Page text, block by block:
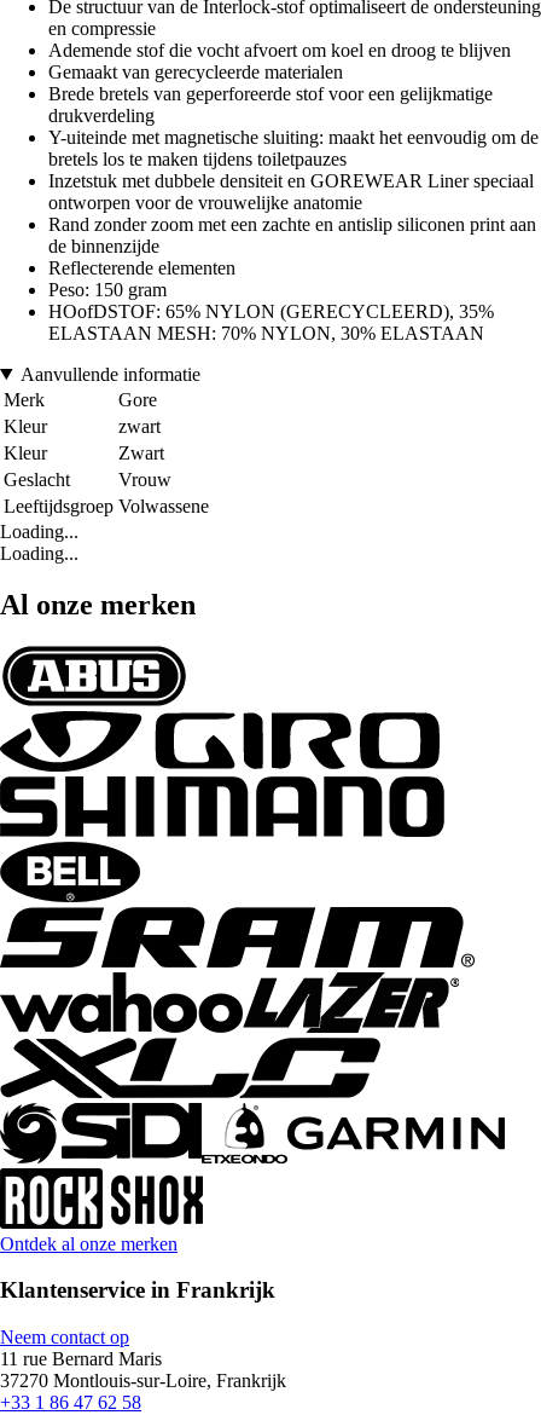
De structuur van de Interlock-stof optimaliseert de ondersteuning
en compressie
Ademende stof die vocht afvoert om koel en droog te blijven
Gemaakt van gerecycleerde materialen
Brede bretels van geperforeerde stof voor een gelijkmatige
drukverdeling
Y-uiteinde met magnetische sluiting: maakt het eenvoudig om de
bretels los te maken tijdens toiletpauzes
Inzetstuk met dubbele densiteit en GOREWEAR Liner speciaal
ontworpen voor de vrouwelijke anatomie
Rand zonder zoom met een zachte en antislip siliconen print aan
de binnenzijde
Reflecterende elementen
Peso: 150 gram
HOofDSTOF: 65% NYLON (GERECYCLEERD), 35%
ELASTAAN MESH: 70% NYLON, 30% ELASTAAN
Aanvullende informatie
Merk
Gore
Kleur
zwart
Kleur
Zwart
Geslacht
Vrouw
Leeftijdsgroep Volwassene
Loading...
Loading...
Al onze merken
Ontdek al onze merken
Klantenservice in Frankrijk
Neem contact op
11 rue Bernard Maris
37270 Montlouis-sur-Loire, Frankrijk
+33 1 86 47 62 58